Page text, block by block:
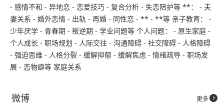
- 感情不和 - 异地恋 - 恋爱技巧 - 复合分析 - 失恋陪护等 **： - 夫
妻关系 - 婚外恋情 - 出轨 - 再婚 - 同性恋 - ** - **等 亲子教育： -
少年厌学 - 青春期 - 叛逆期 - 学业问题等 个人问题： - 原生家庭 -
个人成长 - 职场规划 - 人际交往 - 沟通障碍 - 社交障碍 - 人格障碍
- 强迫思维 - 人格分裂 - 缓解抑郁 - 缓解焦虑 - 情绪疏导 - 职场发
展 - 恋物癖等 家庭关系
微博 更多